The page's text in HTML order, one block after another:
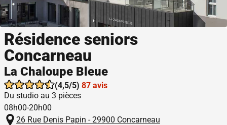
Résidence seniors
Concarneau
La Chaloupe Bleue
(4,5/5) 87 avis
Du studio au 3 pièces
08h00-20h00
26 Rue Denis Papin - 29900 Concarneau